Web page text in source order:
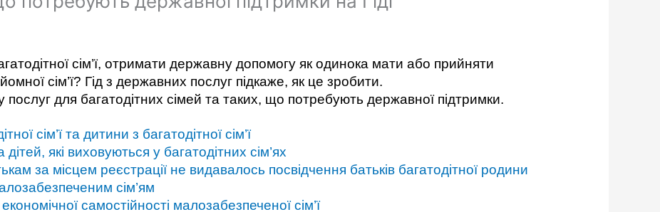
сім’ї, отримати державну допомогу як одинока мати або прийняти
сім’ї? Гід з державних послуг підкаже, як це зробити.
послуг для багатодітних сімей та таких, що потребують державної підтримки.
сім’ї та дитини з багатодітної сім’ї
які виховуються у багатодітних сім’ях
за місцем реєстрації не видавалось посвідчення батьків багатодітної родини
сім’ям
самостійності малозабезпеченої сім’ї